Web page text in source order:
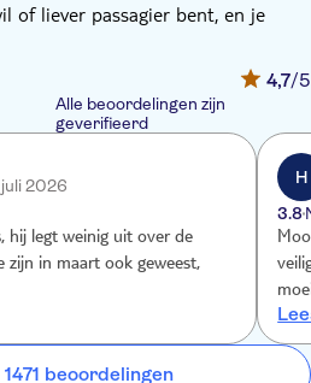
of liever passagier bent, en je
doen. Onze instructeurs leggen
veilig bestuurt en je
is het blazen naar Povoação Velha,
benen te strekken. Snel weer op
prachtige Santa Monica strand.
strand van Varandinha, zie je
uit de kust hebben gehapt. Ontdek
die daardoor zijn ontstaan. Cruise
kustlijn om terug te keren naar de
fotostops.
4,7/5
Alle beoordelingen zijn
geverifieerd
juli 2026
hij legt weinig uit over de
zijn in maart ook geweest,
H
3.8
beoordelingen